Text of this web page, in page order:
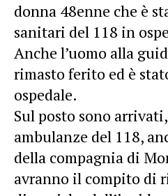
donna 48enne che è
sanitari del 118 in
Anche l’uomo alla
rimasto ferito ed è
ospedale.
Sul posto sono
ambulanze del 118,
della compagnia di
avranno il compito di